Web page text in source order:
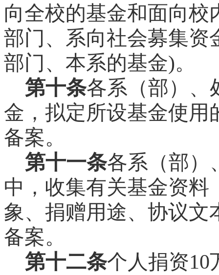
向全校的基金和面向
部门、系向社会募集资
部门、本系的基金)。
第十条各系（部）、
金，拟定所设基金使用
备案。
第十一条各系（部）
中，收集有关基金资料
象、捐赠用途、协议文
备案。
第十二条个人捐资10